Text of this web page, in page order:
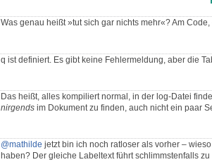
Was genau heißt »tut sich gar nichts mehr«? Am
q ist definiert. Es gibt keine Fehlermeldung, aber die
Das heißt, alles kompiliert normal, in der log-Datei
nirgends im Dokument zu finden, auch nicht ein paar
@mathilde jetzt bin ich noch ratloser als vorher –
haben? Der gleiche Labeltext führt schlimmstenfalls